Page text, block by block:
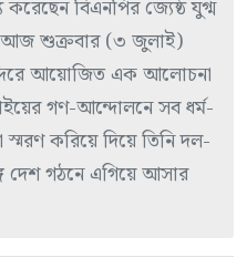
বিএনপির জ্যেষ্ঠ যুগ্ম
আজ শুক্রবার (৩ জুলাই)
আয়োজিত এক আলোচনা
গণ-আন্দোলনে সব ধর্ম-
করিয়ে দিয়ে তিনি দল-
দেশ গঠনে এগিয়ে আসার